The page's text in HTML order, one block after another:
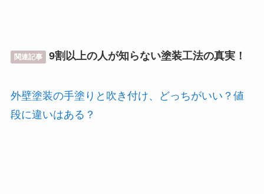
関連記事 9割以上の人が知らない塗装工法の真実！
外壁塗装の手塗りと吹き付け、どっちがいい？値
段に違いはある？